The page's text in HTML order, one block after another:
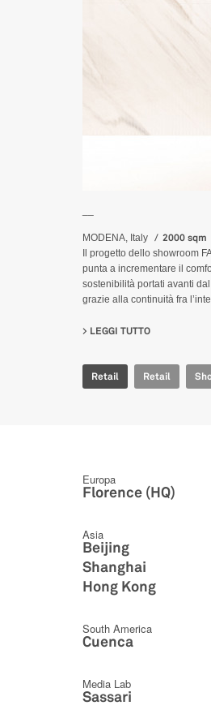
MODENA, Italy 2000 sqm
Il progetto dello showroom
punta a incrementare il
sostenibilità portati avanti
grazie alla continuità fra
LEGGI TUTTO
Retail Retail
Europa
Florence (HQ)
Asia
Beijing
Shanghai
Hong Kong
South America
Cuenca
Media Lab
Sassari